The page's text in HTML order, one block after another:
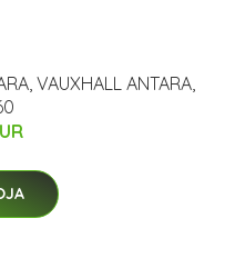
VAUXHALL ANTARA,